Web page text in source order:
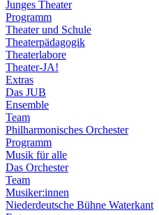
Junges Theater
Programm
Theater und Schule
Theaterpädagogik
Theaterlabore
Theater-JA!
Extras
Das JUB
Ensemble
Team
Philharmonisches Orchester
Programm
Musik für alle
Das Orchester
Team
Musiker:innen
Niederdeutsche Bühne Waterkant